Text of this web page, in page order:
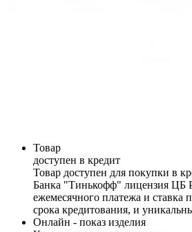
Товар
доступен в кредит
Товар доступен для покупки в
Банка "Тинькофф" лицензия ЦБ
ежемесячного платежа и ставка
срока кредитования, и
Онлайн - показ изделия